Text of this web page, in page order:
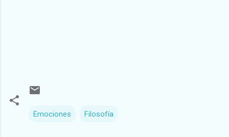
Emociones Filosofía